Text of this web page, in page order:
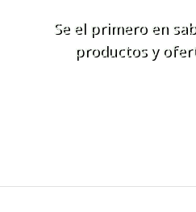
Se el primero en
productos y